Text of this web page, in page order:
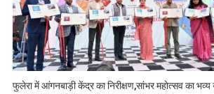
फुलेरा में आंगनबाड़ी केंद्र का निरीक्षण,सांभर महोत्सव का भव्य